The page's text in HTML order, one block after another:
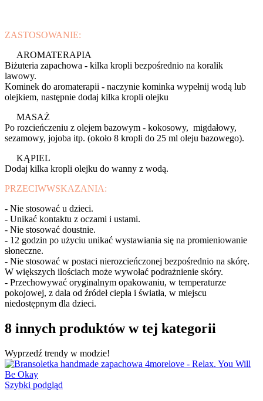
ZASTOSOWANIE:
AROMATERAPIA
Biżuteria zapachowa - kilka kropli bezpośrednio na koralik
lawowy.
Kominek do aromaterapii - naczynie kominka wypełnij wodą lub
olejkiem, następnie dodaj kilka kropli olejku
MASAŻ
Po rozcieńczeniu z olejem bazowym - kokosowy, migdałowy,
sezamowy, jojoba itp. (około 8 kropli do 25 ml oleju bazowego).
KĄPIEL
Dodaj kilka kropli olejku do wanny z wodą.
PRZECIWWSKAZANIA:
- Nie stosować u dzieci.
- Unikać kontaktu z oczami i ustami.
- Nie stosować doustnie.
- 12 godzin po użyciu unikać wystawiania się na promieniowanie
słoneczne.
- Nie stosować w postaci nierozcieńczonej bezpośrednio na skórę.
W większych ilościach może wywołać podrażnienie skóry.
- Przechowywać oryginalnym opakowaniu, w temperaturze
pokojowej, z dala od źródeł ciepła i światła, w miejscu
niedostępnym dla dzieci.
8 innych produktów w tej kategorii
Wyprzedź trendy w modzie!
Szybki podgląd